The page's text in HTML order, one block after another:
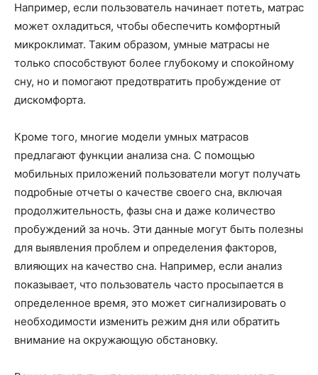
Например, если пользователь начинает потеть, матрас
может охладиться, чтобы обеспечить комфортный
микроклимат. Таким образом, умные матрасы не
только способствуют более глубокому и спокойному
сну, но и помогают предотвратить пробуждение от
дискомфорта.
Кроме того, многие модели умных матрасов
предлагают функции анализа сна. С помощью
мобильных приложений пользователи могут получать
подробные отчеты о качестве своего сна, включая
продолжительность, фазы сна и даже количество
пробуждений за ночь. Эти данные могут быть полезны
для выявления проблем и определения факторов,
влияющих на качество сна. Например, если анализ
показывает, что пользователь часто просыпается в
определенное время, это может сигнализировать о
необходимости изменить режим дня или обратить
внимание на окружающую обстановку.